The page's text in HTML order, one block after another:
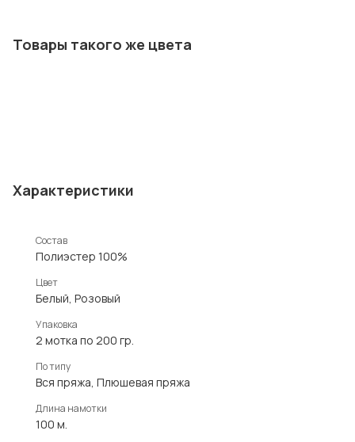
Товары такого же цвета
Характеристики
Состав
Полиэстер 100%
Цвет
Белый, Розовый
Упаковка
2 мотка по 200 гр.
По типу
Вся пряжа, Плюшевая пряжа
Длина намотки
100 м.